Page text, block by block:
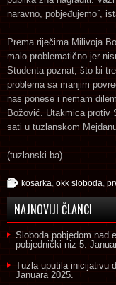
naravno, pobjeđujemo˝,
Prema riječima Milivoja
malo problematično jer
Studenta poznat, što bi
problema sa manjim
nas ponese i nemam
Božović. Utakmica protiv
sati u tuzlanskom
(tuzlanski.ba)
kosarka okk sloboda
NAJNOVIJI ČLANCI
Sloboda pobjedom nad
pobjednički niz 5.
Tuzla uputila inicijativu
Januara 2025.